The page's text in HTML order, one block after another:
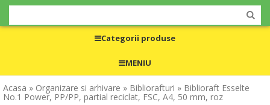
Categorii produse
MENIU
Acasa » Organizare si arhivare » Bibliorafturi » Biblioraft Esselte
No.1 Power, PP/PP, partial reciclat, FSC, A4, 50 mm, roz